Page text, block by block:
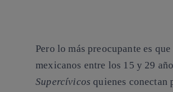
Pero lo más preocupante es que
mexicanos entre los 15 y 29
Supercívicosquienes conectan